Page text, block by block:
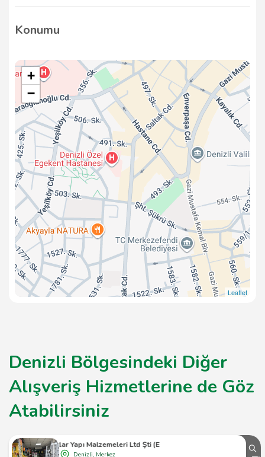
Konumu
+
−
Leaflet
Denizli Bölgesindeki Diğer
Alışveriş Hizmetlerine de Göz
Atabilirsiniz
Turgutlar Yapı Malzemeleri Ltd Şti (Eren Turgut)
Denizli, Merkez